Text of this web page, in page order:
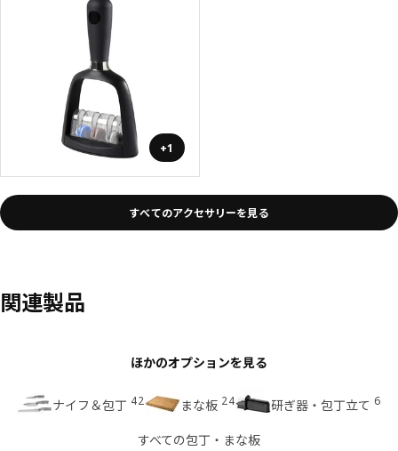
+1
すべてのアクセサリーを見る
関連製品
ほかのオプションを見る
ナイフ＆包丁 42 まな板 24 研ぎ器・包丁立て 6
すべての包丁・まな板